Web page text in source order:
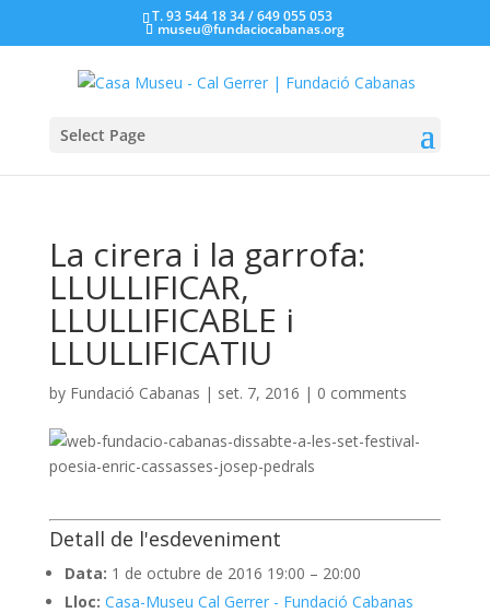
T. 93 544 18 34 / 649 055 053
museu@fundaciocabanas.org
Select Page
La cirera i la garrofa:
LLULLIFICAR,
LLULLIFICABLE i
LLULLIFICATIU
by Fundació Cabanas | set. 7, 2016 | 0 comments
Detall de l'esdeveniment
Data: 1 de octubre de 2016 19:00 – 20:00
Lloc: Casa-Museu Cal Gerrer - Fundació Cabanas